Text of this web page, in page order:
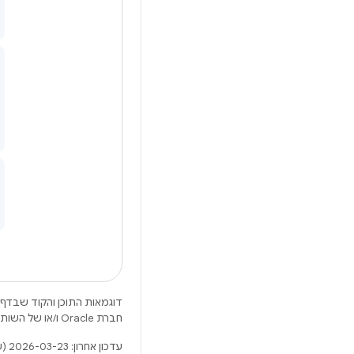
דוגמאות התוכן והקוד
חברת Oracle ו/או של השותפים העצמאיים שלה.
עדכון אחרון: 2026-03-23 (שעון UTC).